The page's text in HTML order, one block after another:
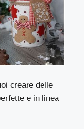
creare delle
e in linea